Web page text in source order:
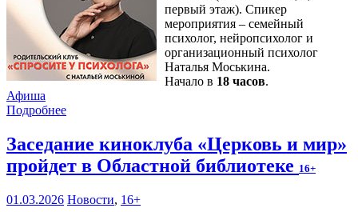
первый этаж). Спикер
мероприятия – семейный
психолог, нейропсихолог и
организационный психолог
Наталья Моськина.
Начало в 18 часов.
Афиша
Подробнее
Заседание киноклуба «Церковь и мир»
пройдет в Областной библиотеке 16+
01.03.2026 Новости, 16+